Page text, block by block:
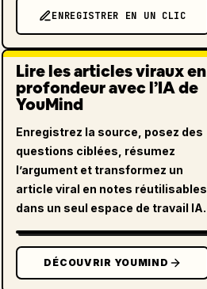
ENREGISTRER EN UN CLIC
Lire les articles viraux en
profondeur avec l’IA de
YouMind
Enregistrez la source, posez des
questions ciblées, résumez
l’argument et transformez un
article viral en notes réutilisables
dans un seul espace de travail IA.
DÉCOUVRIR YOUMIND